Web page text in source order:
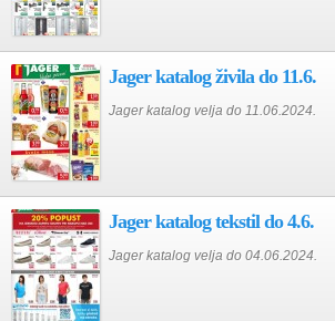
Jager katalog živila do 11.6.
Jager katalog velja do 11.06.2024.
Jager katalog tekstil do 4.6.
Jager katalog velja do 04.06.2024.